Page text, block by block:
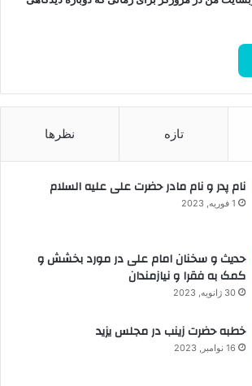
تازه نظرها
نام پدر و نام مادر حضرت علی علیه السلام
1 فوریه, 2023
حدیث و سخنان امام علی در مورد بخشش و
کمک به فقرا و نیازمندان
30 ژانویه, 2023
خطبه حضرت زینب در مجلس یزید
16 نوامبر, 2023